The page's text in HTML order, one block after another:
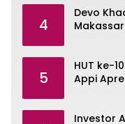
4
Devo
5
HUT ke-
Appi
Investor